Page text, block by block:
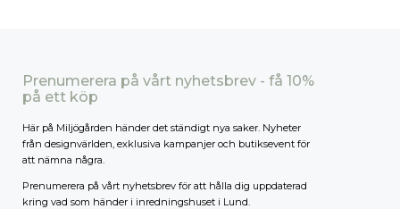
Prenumerera på vårt nyhetsbrev - få 10%
på ett köp
Här på Miljögården händer det ständigt nya saker. Nyheter
från designvärlden, exklusiva kampanjer och butiksevent för
att nämna några.
Prenumerera på vårt nyhetsbrev för att hålla dig uppdaterad
kring vad som händer i inredningshuset i Lund.